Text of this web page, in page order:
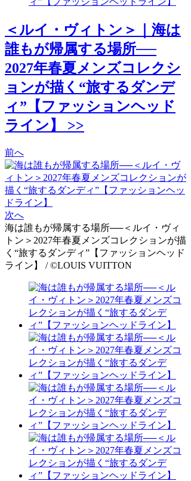
＜ルイ・ヴィトン＞｜海は
誰もが帰属する場所──
2027年春夏メンズコレクシ
ョンが描く“旅するダンデ
ィ”【ファッションヘッド
ライン】 >>
前へ
次へ
海は誰もが帰属する場所──＜ルイ・ヴィ
トン＞2027年春夏メンズコレクションが描
く“旅するダンディ”【ファッションヘッド
ライン】 / ©LOUIS VUITTON